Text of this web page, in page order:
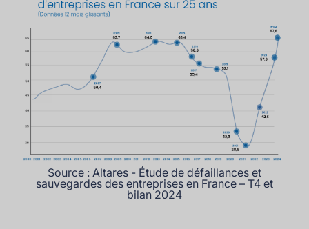
Source : Altares - Étude de défaillances et
sauvegardes des entreprises en France – T4 et
bilan 2024